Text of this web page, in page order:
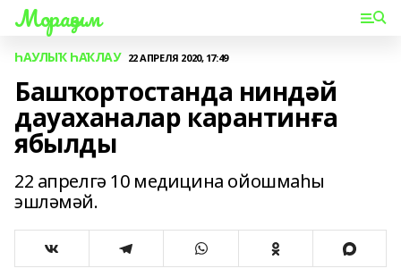
Мораҙым
ҺАУЛЫҠ ҺАҠЛАУ 22 АПРЕЛЯ 2020, 17:49
Башҡортостанда ниндәй
дауаханалар карантинға
ябылды
22 апрелгә 10 медицина ойошмаһы
эшләмәй.